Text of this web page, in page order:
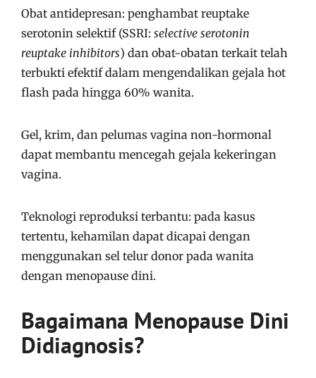
Obat antidepresan: penghambat reuptake
serotonin selektif (SSRI: selective serotonin
reuptake inhibitors) dan obat-obatan terkait telah
terbukti efektif dalam mengendalikan gejala hot
flash pada hingga 60% wanita.
Gel, krim, dan pelumas vagina non-hormonal
dapat membantu mencegah gejala kekeringan
vagina.
Teknologi reproduksi terbantu: pada kasus
tertentu, kehamilan dapat dicapai dengan
menggunakan sel telur donor pada wanita
dengan menopause dini.
Bagaimana Menopause Dini
Didiagnosis?